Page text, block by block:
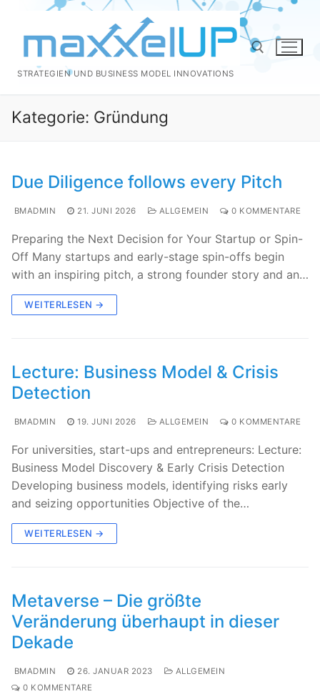
springen
STRATEGIEN UND BUSINESS MODEL INNOVATIONS
Kategorie: Gründung
Due Diligence follows every Pitch
BMADMIN 21. JUNI 2026 ALLGEMEIN 0 KOMMENTARE
Preparing the Next Decision for Your Startup or Spin-
Off Many startups and early-stage spin-offs begin
with an inspiring pitch, a strong founder story and an…
WEITERLESEN →
Lecture: Business Model & Crisis
Detection
BMADMIN 19. JUNI 2026 ALLGEMEIN 0 KOMMENTARE
For universities, start-ups and entrepreneurs: Lecture:
Business Model Discovery & Early Crisis Detection
Developing business models, identifying risks early
and seizing opportunities Objective of the…
WEITERLESEN →
Metaverse – Die größte
Veränderung überhaupt in dieser
Dekade
BMADMIN 26. JANUAR 2023
ALLGEMEIN
0 KOMMENTARE